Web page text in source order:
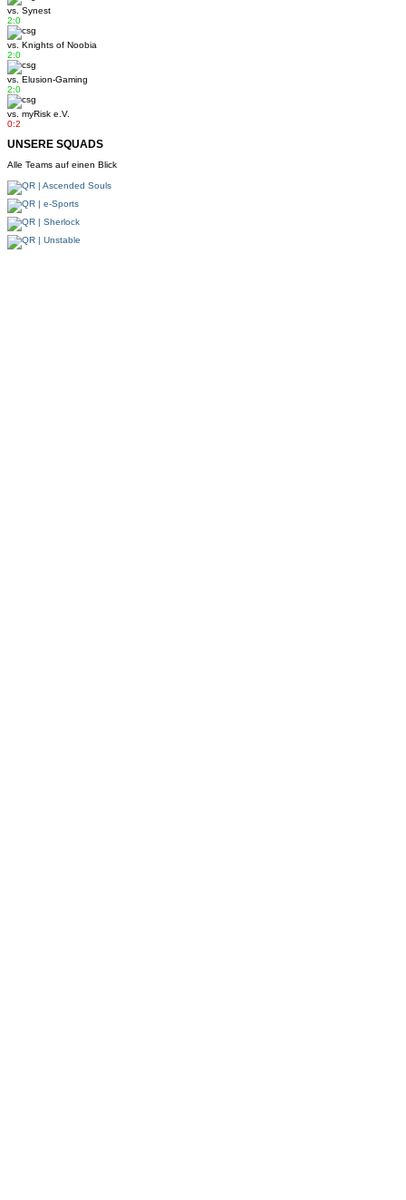
vs. Synest
2:0
vs. Knights of Noobia
2:0
vs. Elusion-Gaming
2:0
vs. myRisk e.V.
0:2
UNSERE SQUADS
Alle Teams auf einen Blick